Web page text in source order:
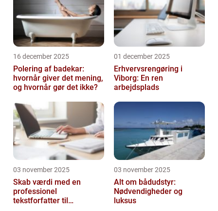
16 december 2025
Polering af badekar:
hvornår giver det mening,
og hvornår gør det ikke?
01 december 2025
Erhvervsrengøring i
Viborg: En ren
arbejdsplads
03 november 2025
Skab værdi med en
professionel
tekstforfatter til
03 november 2025
Alt om bådudstyr:
Nødvendigheder og
luksus